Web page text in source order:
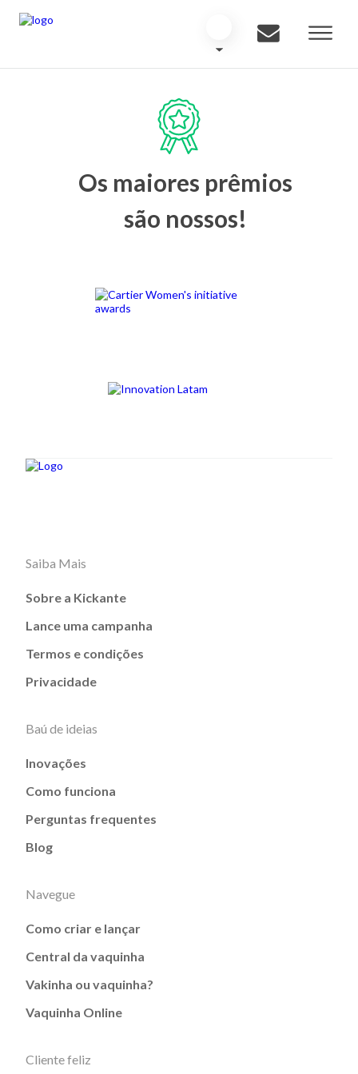
Os maiores prêmios
são nossos!
Saiba Mais
Sobre a Kickante
Lance uma campanha
Termos e condições
Privacidade
Baú de ideias
Inovações
Como funciona
Perguntas frequentes
Blog
Navegue
Como criar e lançar
Central da vaquinha
Vakinha ou vaquinha?
Vaquinha Online
Cliente feliz